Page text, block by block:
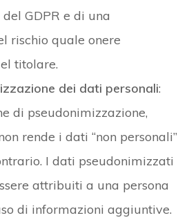
del GDPR e di una
rischio quale onere
titolare.
dei dati personali:
di pseudonimizzazione,
rende i dati “non personali”
I dati pseudonimizzati
attribuiti a una persona
di informazioni aggiuntive.